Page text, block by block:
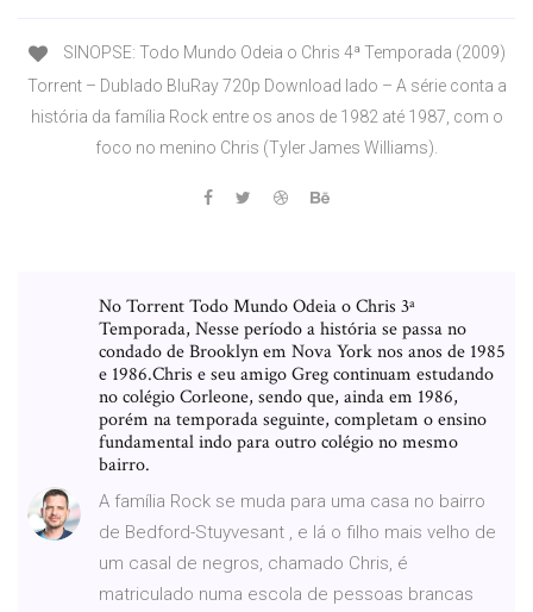
SINOPSE: Todo Mundo Odeia o Chris 4ª Temporada (2009)
Torrent – Dublado BluRay 720p Download lado – A série conta a
história da família Rock entre os anos de 1982 até 1987, com o
foco no menino Chris (Tyler James Williams).
No Torrent Todo Mundo Odeia o Chris 3ª
Temporada, Nesse período a história se passa no
condado de Brooklyn em Nova York nos anos de 1985
e 1986.Chris e seu amigo Greg continuam estudando
no colégio Corleone, sendo que, ainda em 1986,
porém na temporada seguinte, completam o ensino
fundamental indo para outro colégio no mesmo
bairro.
A família Rock se muda para uma casa no bairro
de Bedford-Stuyvesant , e lá o filho mais velho de
um casal de negros, chamado Chris, é
matriculado numa escola de pessoas brancas